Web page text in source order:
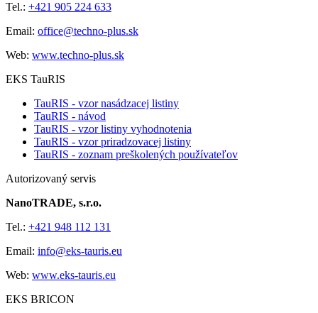
Tel.: +421 905 224 633
Email: office@techno-plus.sk
Web: www.techno-plus.sk
EKS TauRIS
TauRIS - vzor nasádzacej listiny
TauRIS - návod
TauRIS - vzor listiny vyhodnotenia
TauRIS - vzor priradzovacej listiny
TauRIS - zoznam preškolených používateľov
Autorizovaný servis
NanoTRADE, s.r.o.
Tel.: +421 948 112 131
Email: info@eks-tauris.eu
Web: www.eks-tauris.eu
EKS BRICON